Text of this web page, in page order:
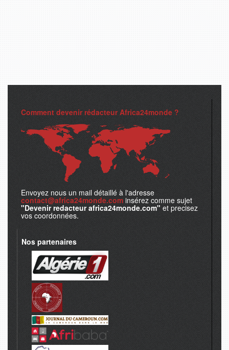
Comment devenir rédacteur Africa24monde ?
Envoyez nous un mail détaillé à l'adresse
contact@africa24monde.com insérez comme sujet
"Devenir redacteur africa24monde.com" et precisez
vos coordonnées.
Nos partenaires